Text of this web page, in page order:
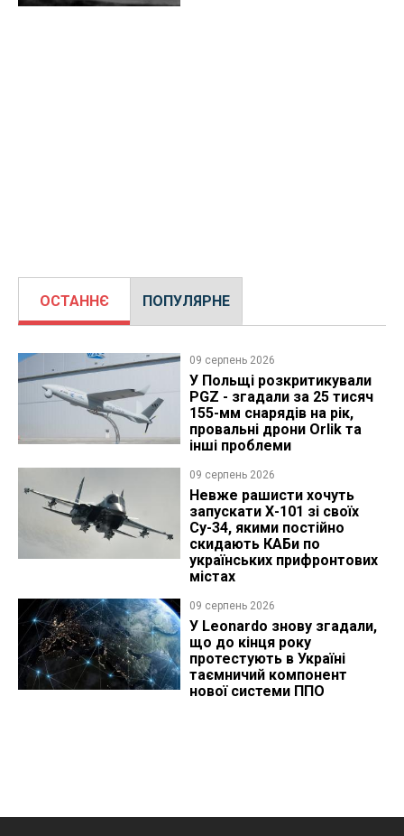
ОСТАННЄ ПОПУЛЯРНЕ
09 серпень 2026
У Польщі розкритикували
PGZ - згадали за 25 тисяч
155-мм снарядів на рік,
провальні дрони Orlik та
інші проблеми
09 серпень 2026
Невже рашисти хочуть
запускати Х-101 зі своїх
Су-34, якими постійно
скидають КАБи по
українських прифронтових
містах
09 серпень 2026
У Leonardo знову згадали,
що до кінця року
протестують в Україні
таємничий компонент
нової системи ППО